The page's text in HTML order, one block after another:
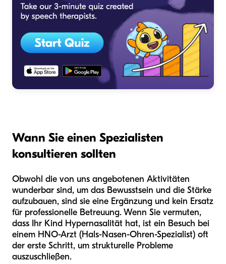
Wann Sie einen Spezialisten
konsultieren sollten
Obwohl die von uns angebotenen Aktivitäten
wunderbar sind, um das Bewusstsein und die Stärke
aufzubauen, sind sie eine Ergänzung und kein Ersatz
für professionelle Betreuung. Wenn Sie vermuten,
dass Ihr Kind Hypernasalität hat, ist ein Besuch bei
einem HNO-Arzt (Hals-Nasen-Ohren-Spezialist) oft
der erste Schritt, um strukturelle Probleme
auszuschließen.